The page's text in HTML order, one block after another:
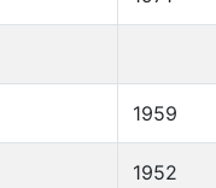
1959
1952